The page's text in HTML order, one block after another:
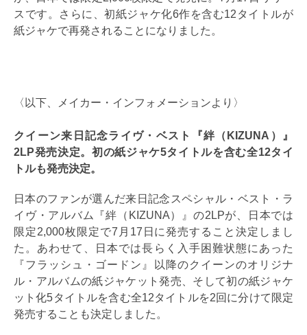
スです。さらに、初紙ジャケ化6作を含む12タイトルが
紙ジャケで再発されることになりました。
〈以下、メイカー・インフォメーションより〉
クイーン来日記念ライヴ・ベスト『絆（KIZUNA）』
2LP発売決定。初の紙ジャケ5タイトルを含む全12タイ
トルも発売決定。
日本のファンが選んだ来日記念スペシャル・ベスト・ラ
イヴ・アルバム『絆（KIZUNA）』の2LPが、日本では
限定2,000枚限定で7月17日に発売すること決定しまし
た。あわせて、日本では長らく入手困難状態にあった
『フラッシュ・ゴードン』以降のクイーンのオリジナ
ル・アルバムの紙ジャケット発売、そして初の紙ジャケ
ット化5タイトルを含む全12タイトルを2回に分けて限定
発売することも決定しました。